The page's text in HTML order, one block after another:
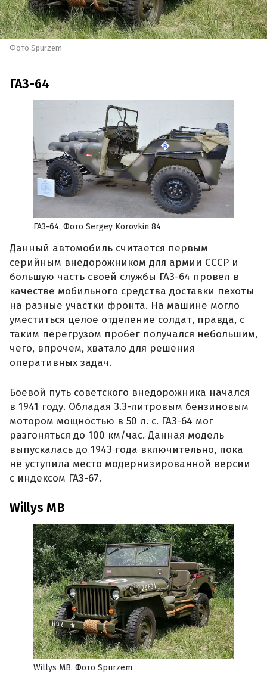
Фото Spurzem
ГАЗ-64
ГАЗ-64. Фото Sergey Korovkin 84
Данный автомобиль считается первым
серийным внедорожником для армии СССР и
большую часть своей службы ГАЗ-64 провел в
качестве мобильного средства доставки пехоты
на разные участки фронта. На машине могло
уместиться целое отделение солдат, правда, с
таким перегрузом пробег получался небольшим,
чего, впрочем, хватало для решения
оперативных задач.
Боевой путь советского внедорожника начался
в 1941 году. Обладая 3.3-литровым бензиновым
мотором мощностью в 50 л. с. ГАЗ-64 мог
разгоняться до 100 км/час. Данная модель
выпускалась до 1943 года включительно, пока
не уступила место модернизированной версии
с индексом ГАЗ-67.
Willys MB
Willys MB. Фото Spurzem